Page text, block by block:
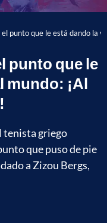
punto que le está dando la
punto que le
mundo: ¡Al
tenista griego
que puso de pie
a Zizou Bergs,